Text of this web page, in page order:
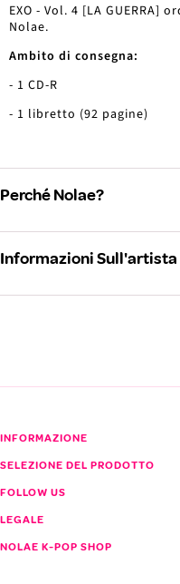
EXO - Vol. 4 [LA GUERRA]
Nolae.
Ambito di consegna:
- 1 CD-R
- 1 libretto (92 pagine)
Perché Nolae?
Informazioni Sull'artista
INFORMAZIONE
SELEZIONE DEL PRODOTTO
FOLLOW US
LEGALE
NOLAE K-POP SHOP